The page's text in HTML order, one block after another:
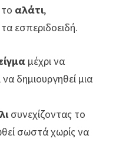
αλάτι,
εσπεριδοειδή.
μέχρι να
να δημιουργηθεί μια
συνεχίζοντας το
σωστά χωρίς να